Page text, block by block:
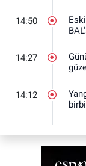
14:50
14:27
14:12